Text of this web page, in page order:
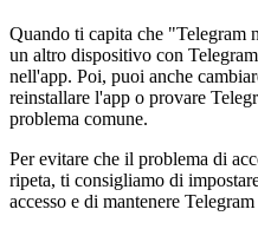
Quando ti capita che
un altro dispositivo con
nell'app. Poi, puoi anche
reinstallare l'app o provare
problema comune.
Per evitare che il problema di
ripeta, ti consigliamo di
accesso e di mantenere